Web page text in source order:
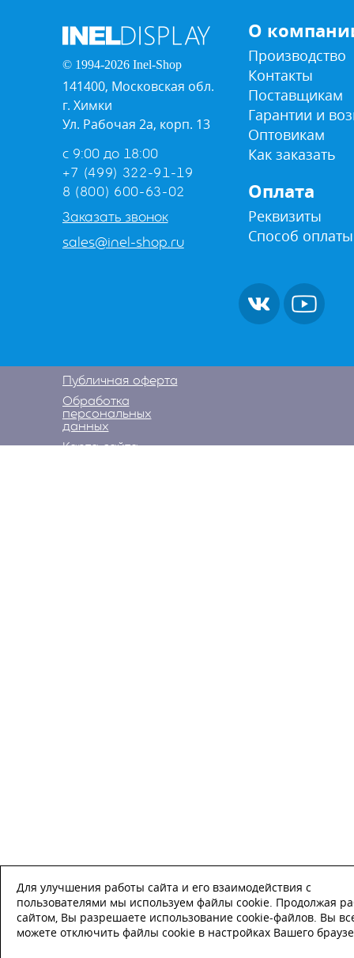
© 1994-2026 Inel-Shop
141400, Московская обл.
г. Химки
Ул. Рабочая 2а, корп. 13
с 9:00 до 18:00
+7 (499) 322-91-19
8 (800) 600-63-02
Заказать звонок
sales@inel-shop.ru
О
Производство
Контакты
Поставщикам
Гарантии и
Оптовикам
Как заказать
Оплата
Реквизиты
Способ оплаты
Публичная оферта
Обработка
персональных
данных
Карта сайта
Для улучшения работы сайта и его взаимодействия с
пользователями мы используем файлы cookie. Продолжая
сайтом, Вы разрешаете использование cookie-файлов. Вы
можете отключить файлы cookie в настройках Вашего